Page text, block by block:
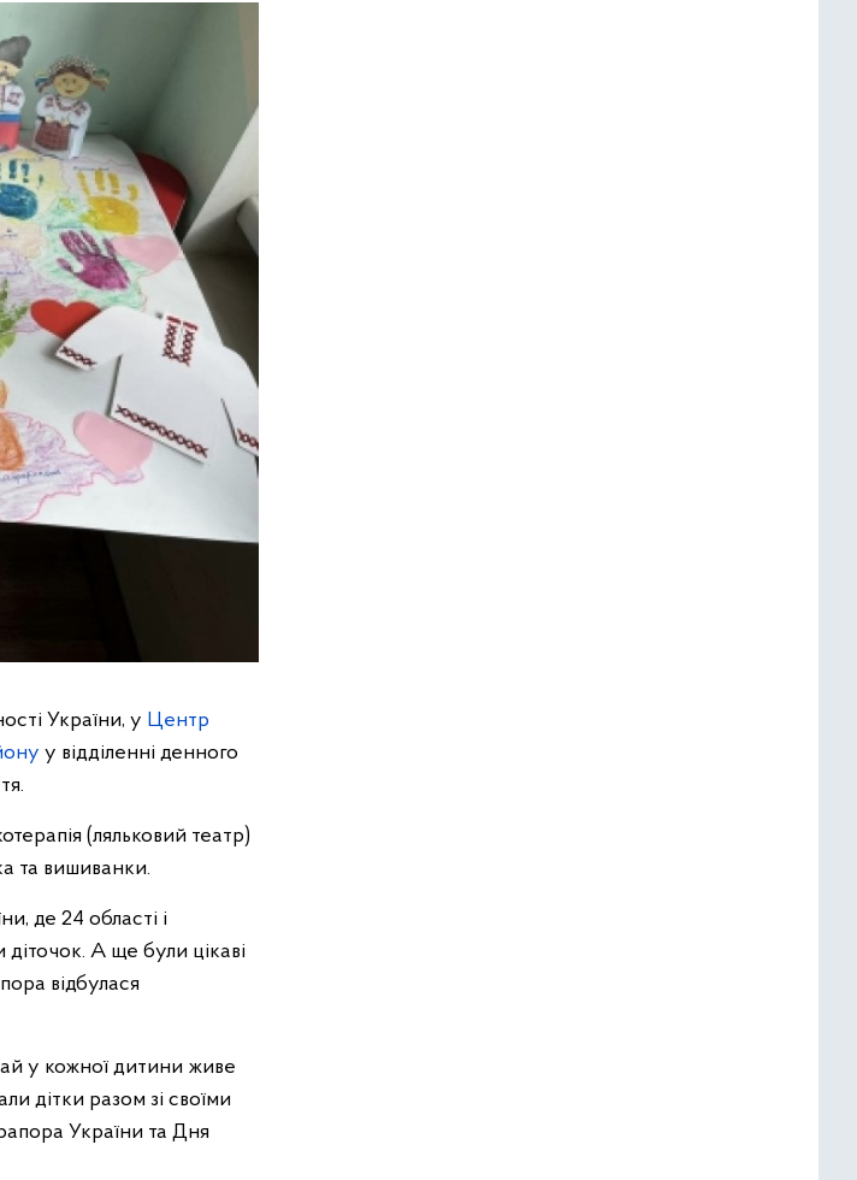
України, у Центр
у відділенні денного
(ляльковий театр)
та вишиванки.
де 24 області і
А ще були цікаві
відбулася
у кожної дитини живе
дітки разом зі своїми
України та Дня